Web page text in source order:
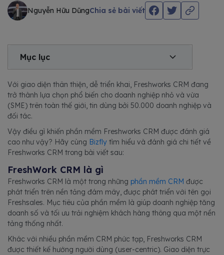
Nguyễn Hữu DũngChia sẻ bài viết
Mục lục
Với giao diện thân thiện, dễ triển khai, Freshworks CRM đang
trở thành lựa chọn phổ biến cho doanh nghiệp nhỏ và vừa
(SME) trên toàn thế giới, tin dùng bởi 50.000 doanh nghiệp và
đối tác.
Vậy điều gì khiến phần mềm Freshworks CRM được đánh giá
cao như vậy? Hãy cùng Bizfly tìm hiểu và đánh giá chi tiết về
Freshworks CRM trong bài viết sau:
FreshWork CRM là gì
Freshworks CRM là một trong những phần mềm CRM được
phát triển trên nền tảng đám mây, được phát triển với tên gọi
Freshsales. Mục tiêu của phần mềm là giúp doanh nghiệp tăng
doanh số và tối ưu trải nghiệm khách hàng thông qua một nền
tảng thống nhất.
Khác với nhiều phần mềm CRM phức tạp, Freshworks CRM
được thiết kế hướng người dùng (user-centric). Giao diện trực